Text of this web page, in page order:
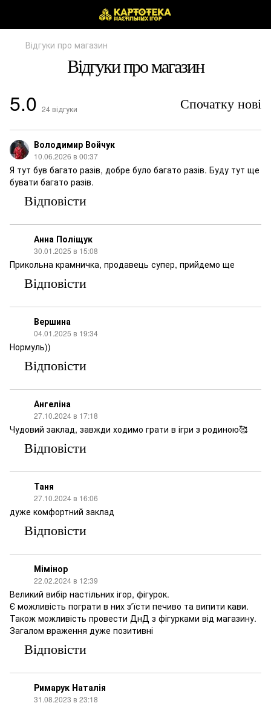
Відгуки про магазин
Відгуки про магазин
5.0 24 відгуки Спочатку нові
Володимир Войчук
10.06.2026 в 00:37
Я тут був багато разів, добре було багато разів. Буду тут ще
бувати багато разів.
Відповісти
Анна Поліщук
30.01.2025 в 15:08
Прикольна крамничка, продавець супер, прийдемо ще
Відповісти
Вершина
04.01.2025 в 19:34
Нормуль))
Відповісти
Ангеліна
27.10.2024 в 17:18
Чудовий заклад, завжди ходимо грати в ігри з родиною🥰
Відповісти
Таня
27.10.2024 в 16:06
дуже комфортний заклад
Відповісти
Мімінор
22.02.2024 в 12:39
Великий вибір настільних ігор, фігурок.
Є можливість пограти в них зʼїсти печиво та випити кави.
Також можливість провести ДнД з фігурками від магазину.
Загалом враження дуже позитивні
Відповісти
Римарук Наталія
31.08.2023 в 23:18